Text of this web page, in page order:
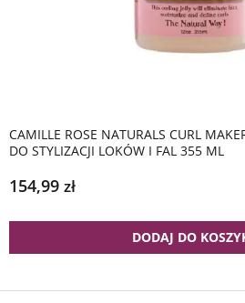
CAMILLE ROSE NATURALS CURL
DO STYLIZACJI LOKÓW I FAL 355 ML
154,99 zł
DODAJ DO